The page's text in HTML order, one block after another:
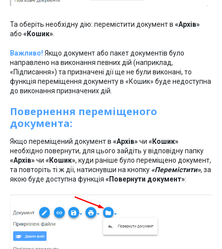
Та оберіть необхідну дію: перемістити документ в «Архів»
або «Кошик»
Важливо! Якщо документ або пакет документів було
направлено на виконання певних дій (наприклад,
«Підписання») та призначені дії ще не були виконані, то
функція переміщення документу в «Кошик» буде недоступна
до виконання призначених дій.
Повернення переміщеного
документа:
Якщо переміщений документ в «Архів»чи «Кошик»
необхідно повернути, для цього зайдіть у відповідну папку
«Архів»чи «Кошик», куди раніше було переміщено документ,
та повторіть ті ж дії, натиснувши на кнопку «Перемістити», за
якою буде доступна функція «Повернути документ»: